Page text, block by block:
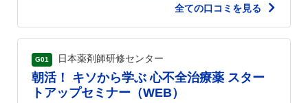
全ての口コミを見る
G01 日本薬剤師研修センター
朝活！ キソから学ぶ 心不全治療薬 スター
トアップセミナー（WEB）